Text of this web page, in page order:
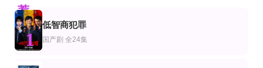
荐
第6集完结
深夜俱乐部之唯有我们2
已完结
曼谷爱情故事之魅力的他
全集
神瞳觉醒：卖药也能成大佬
1
低智商犯罪
国产剧 全24集